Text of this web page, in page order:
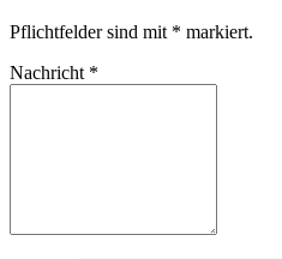
Pflichtfelder sind mit * markiert.
Nachricht *